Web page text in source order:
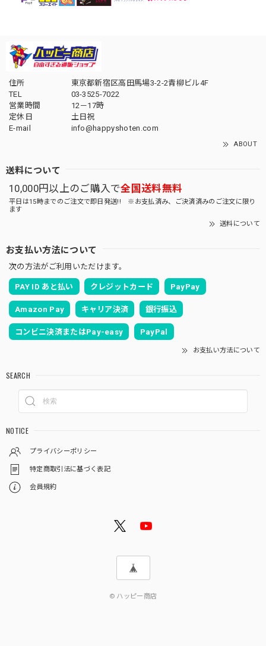
住所
東京都新宿区高田馬場3-2-2青柳ビル4F
TEL
03-3525-7022
営業時間
12－17時
定休日
土日祝
E-mail
info@happyshoten.com
ABOUT
送料について
10,000円以上のご購入で全国送料無料
平日は15時までのご注文で即日発送!! ※お支払済み、ご決済済みのご注文に限り
ます
送料について
お支払い方法について
次の方法がご利用いただけます。
PAY ID あと払い クレジットカード PayPay
Amazon Pay キャリア決済 銀行振込
コンビニ決済またはPay-easy PayPal
お支払い方法について
SEARCH
NOTICE
プライバシーポリシー
特定商取引法に基づく表記
会員規約
© ハッピー商店